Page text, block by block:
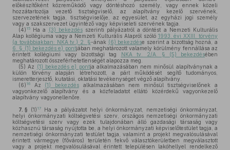
előkészítőként közreműködő vagy döntéshozó személy, vagy ennek közeli
hozzátartozója vezető tisztségviselő, az alapítvány kezelő szervének,
szervezetének tagja, tisztségviselője, az egyesület, az egyházi jogi személy
vagy a szakszervezet ügyintéző vagy képviseleti szervének tagja.
(4) 15 Ha a (3) bekezdésszerinti pályázatról a döntést a Nemzeti Kulturális
Alap kollégiuma vagy a Nemzeti Kulturális Alapról szóló 1993. évi XXIII. törvény
(a továbbiakban: NKA tv.) 2. §-ának (6) bekezdése szerint a bizottság hozná, a
6. § (1) bekezdés e) pontjában meghatározott valamely körülmény fennállása az
érintett kollégiumi vagy bizottsági tag
NKA tv. 2/A. § (5) bekezdésében
meghatározott összeférhetetlenségét alapozza meg.
(5) Az (1) bekezdés e) pontja alkalmazásában nem minősül alapítványnak a
külön törvény alapján létrehozott, a párt működését segítő tudományos,
ismeretterjesztő, kutatási, oktatási tevékenységet végző alapítvány.
(6) 16 Az (1) bekezdésalkalmazásában nem minősül tisztségviselőnek a
vagyonkezelő alapítvány és a közfeladatot ellátó közérdekű vagyonkezelő
alapítvány vagyonellenőre.
7. § (1) 17
Ha a pályázatot helyi önkormányzat, nemzetiségi önkormányzat,
helyi önkormányzati költségvetési szerv, országos nemzetiségi önkormányzati
költségvetési szerv vagy ezek tulajdonában álló gazdasági társaság vagy
közhasznú társaság nyújtotta be, a helyi önkormányzati képviselőtestület tagja, a
nemzetiségi önkormányzati testület tagja, valamint a projekt megvalósulásával
érintett vármegye (főváros) területén fekvő választókerületben megválasztott
vagy a projekt megvalósulásával érintett településen lakóhellyel rendelkező